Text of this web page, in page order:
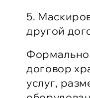
5.
другой
договор
услуг,